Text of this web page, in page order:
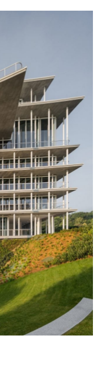
设计立面的努
面的建筑，那就